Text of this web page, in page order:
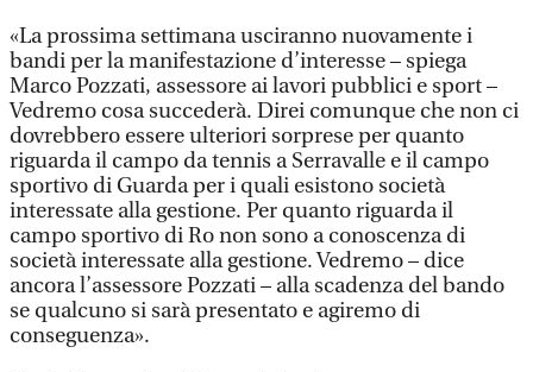
«La prossima settimana usciranno nuovamente i
bandi per la manifestazione d’interesse – spiega
Marco Pozzati, assessore ai lavori pubblici e sport –
Vedremo cosa succederà. Direi comunque che non ci
dovrebbero essere ulteriori sorprese per quanto
riguarda il campo da tennis a Serravalle e il campo
sportivo di Guarda per i quali esistono società
interessate alla gestione. Per quanto riguarda il
campo sportivo di Ro non sono a conoscenza di
società interessate alla gestione. Vedremo – dice
ancora l’assessore Pozzati – alla scadenza del bando
se qualcuno si sarà presentato e agiremo di
conseguenza».